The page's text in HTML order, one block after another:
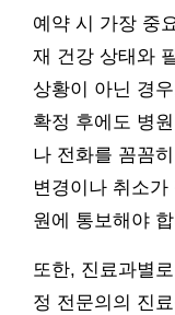
예약 시 가장 중
재 건강 상태와
상황이 아닌 경
확정 후에도 병
나 전화를 꼼꼼
변경이나 취소
원에 통보해야
또한, 진료과별
정 전문의의 진